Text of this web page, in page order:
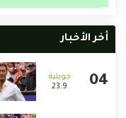
أخر الأخبار
23:9